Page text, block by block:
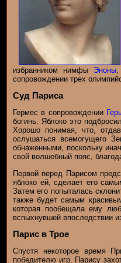
избранником нимфы Эноны,
сопровождении трех
Суд Париса
Гермес в сопровождении
богинь. Яблоко это
Хорошо понимая, что,
ослушаться всемогущего
обнаженными, поскольку
свой волшебный пояс,
Первой перед Парисом
яблоко ей, сделает его
Затем его попыталась
также будет самым
которая пообещала ему
вспыхнувшей впоследствии
Парис в Трое
Спустя некоторое время
победителю игр. Парису